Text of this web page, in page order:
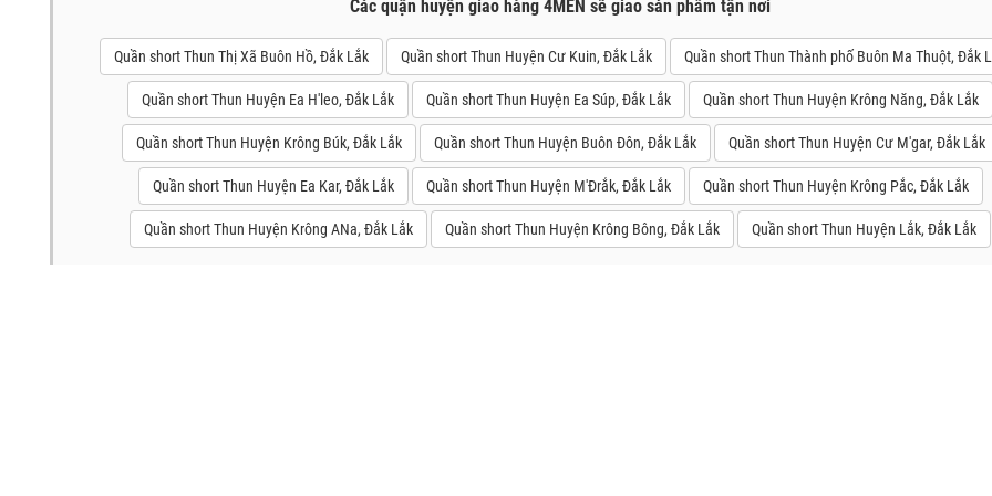
Các quận huyện giao hàng 4MEN sẽ giao sản phẩm tận nơi
Quần short Thun Thị Xã Buôn Hồ, Đắk Lắk Quần short Thun Huyện Cư Kuin, Đắk Lắk Quần short Thun Thành phố Buôn Ma Thuột, Đắk
Quần short Thun Huyện Ea H'leo, Đắk Lắk Quần short Thun Huyện Ea Súp, Đắk Lắk Quần short Thun Huyện Krông Năng, Đắk Lắk
Quần short Thun Huyện Krông Búk, Đắk Lắk Quần short Thun Huyện Buôn Đôn, Đắk Lắk Quần short Thun Huyện Cư M'gar, Đắk Lắk
Quần short Thun Huyện Ea Kar, Đắk Lắk Quần short Thun Huyện M'Đrắk, Đắk Lắk Quần short Thun Huyện Krông Pắc, Đắk Lắk
Quần short Thun Huyện Krông ANa, Đắk Lắk Quần short Thun Huyện Krông Bông, Đắk Lắk Quần short Thun Huyện Lắk, Đắk Lắk